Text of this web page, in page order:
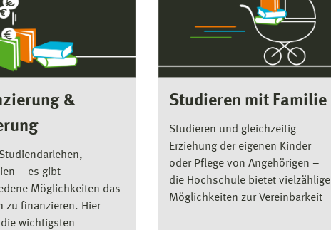
&
– es gibt
Möglichkeiten das
zu finanzieren. Hier
wichtigsten
Studieren mit Familie
Studieren und gleichzeitig
Erziehung der eigenen Kinder
oder Pflege von Angehörigen –
die Hochschule bietet vielzählige
Möglichkeiten zur Vereinbarkeit